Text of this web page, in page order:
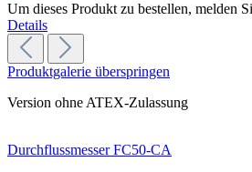
Um dieses Produkt zu bestellen, melden
Details
Produktgalerie überspringen
Version ohne ATEX-Zulassung
Durchflussmesser FC50-CA